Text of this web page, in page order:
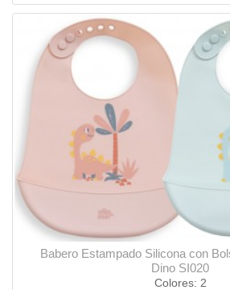
Babero Estampado Silicona con
Dino SI020
Colores: 2